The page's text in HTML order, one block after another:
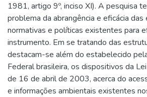
1981, artigo 9º, inciso XI). A pesquisa
problema da abrangência e eficácia das
normativas e políticas existentes para
instrumento. Em se tratando das
destacam-se além do estabelecido
Federal brasileira, os dispositivos da
de 16 de abril de 2003, acerca do
e informações ambientais existentes